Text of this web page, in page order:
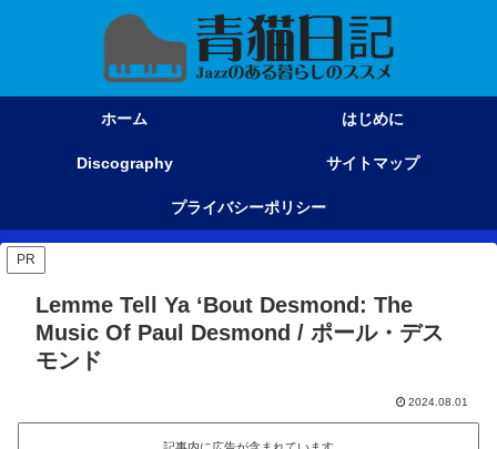
ホーム はじめに
Discography サイトマップ
プライバシーポリシー
PR
Lemme Tell Ya ‘Bout Desmond: The
Music Of Paul Desmond / ポール・デス
モンド
2024.08.01